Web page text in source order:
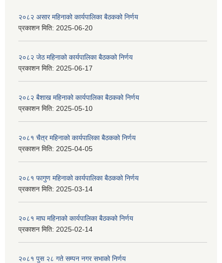
२०८२ असार महिनाको कार्यपालिका बैठकको निर्णय
प्रकाशन मिति: 2025-06-20
२०८२ जेठ महिनाको कार्यपालिका बैठकको निर्णय
प्रकाशन मिति: 2025-06-17
२०८२ बैशाख महिनाको कार्यपालिका बैठकको निर्णय
प्रकाशन मिति: 2025-05-10
२०८१ चैत्र महिनाको कार्यपालिका बैठकको निर्णय
प्रकाशन मिति: 2025-04-05
२०८१ फागुण महिनाको कार्यपालिका बैठकको निर्णय
प्रकाशन मिति: 2025-03-14
२०८१ माघ महिनाको कार्यपालिका बैठकको निर्णय
प्रकाशन मिति: 2025-02-14
२०८१ पुस २८ गते सम्प‍न नगर सभाको निर्णय